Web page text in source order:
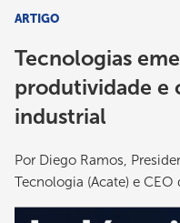
ARTIGO
Tecnologias
produtividade e
industrial
Por Diego Ramos,
Tecnologia (Acate) e CEO